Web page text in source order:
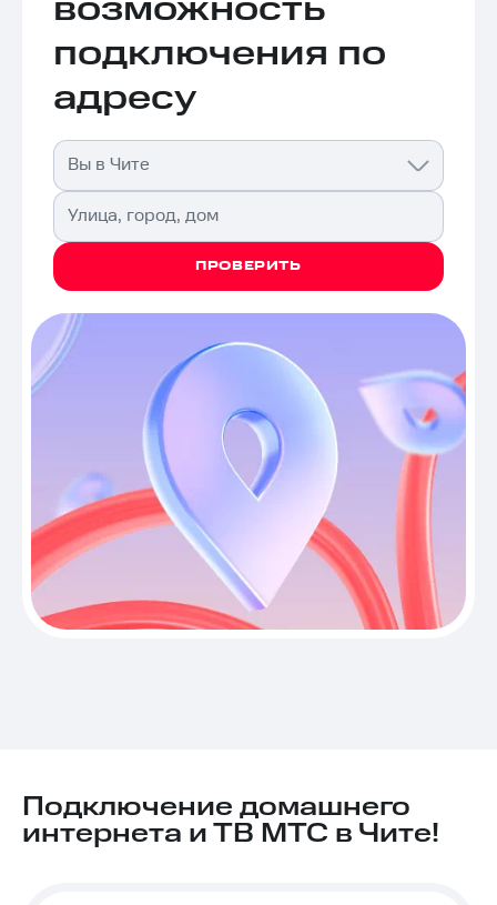
подключения по
адресу
Вы в Чите
Улица, город, дом
ПРОВЕРИТЬ
Подключение домашнего
интернета и ТВ МТС в Чите!